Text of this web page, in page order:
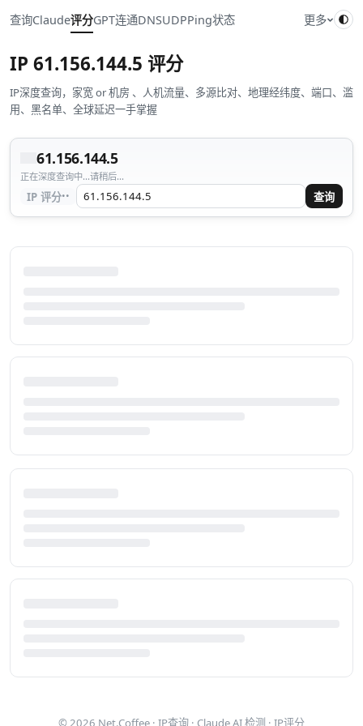
查询Claude评分GPT连通DNSUDPPing状态 更多
IP 61.156.144.5 评分
IP深度查询，家宽 or 机房 、人机流量、多源比对、地理经纬度、端口、滥
用、黑名单、全球延迟一手掌握
61.156.144.5
正在深度查询中...请稍后...
IP 评分·· 查询
© 2026 Net.Coffee · IP查询 · Claude AI 检测 · IP评分